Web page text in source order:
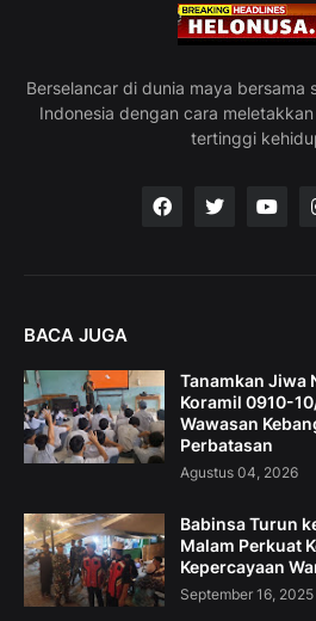
Berselancar di dunia maya bersama
Indonesia dengan cara
tertinggi
BACA JUGA
Tanamkan Jiwa
Koramil 0910-
Wawasan
Perbatasan
Agustus 04, 2026
Babinsa Turun
Malam Perkuat
Kepercayaan
September 16, 2025